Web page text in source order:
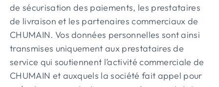
de sécurisation des paiements, les prestataires
de livraison et les partenaires commerciaux de
CHUMAIN. Vos données personnelles sont ainsi
transmises uniquement aux prestataires de
service qui soutiennent l’activité commerciale de
CHUMAIN et auxquels la société fait appel pour